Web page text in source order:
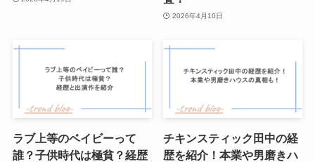
2026年4月10日
ラブ上等のベイビーって
誰？子供時代は極貧？経歴
チキンスティック田中の経
歴を紹介！本業や男磨きハ